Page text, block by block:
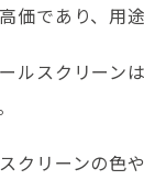
価であり、用
ルスクリーン
クリーンの色